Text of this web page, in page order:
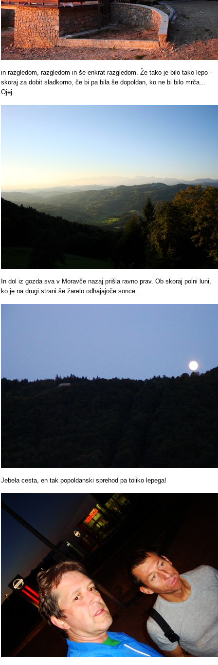
in razgledom, razgledom in še enkrat razgledom. Že tako je bilo tako lepo -
skoraj za dobit sladkorno, če bi pa bila še dopoldan, ko ne bi bilo mrča...
Ojej.
In dol iz gozda sva v Moravče nazaj prišla ravno prav. Ob skoraj polni luni,
ko je na drugi strani še žarelo odhajajoče sonce.
Jebela cesta, en tak popoldanski sprehod pa toliko lepega!